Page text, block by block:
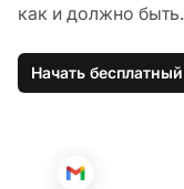
как и должно быть.
Начать бесплатный